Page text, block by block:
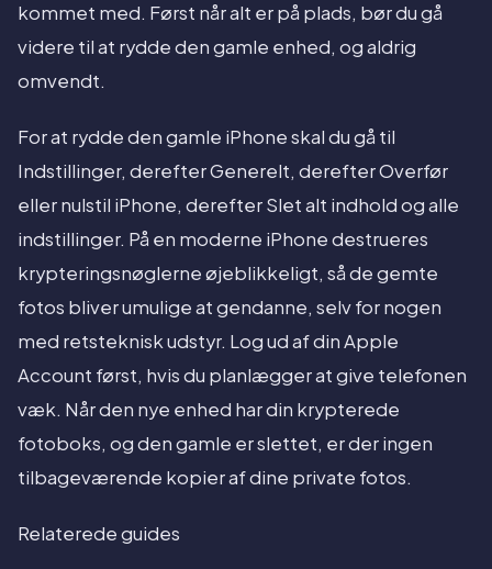
kommet med. Først når alt er på plads, bør du gå
videre til at rydde den gamle enhed, og aldrig
omvendt.
For at rydde den gamle iPhone skal du gå til
Indstillinger, derefter Generelt, derefter Overfør
eller nulstil iPhone, derefter Slet alt indhold og alle
indstillinger. På en moderne iPhone destrueres
krypteringsnøglerne øjeblikkeligt, så de gemte
fotos bliver umulige at gendanne, selv for nogen
med retsteknisk udstyr. Log ud af din Apple
Account først, hvis du planlægger at give telefonen
væk. Når den nye enhed har din krypterede
fotoboks, og den gamle er slettet, er der ingen
tilbageværende kopier af dine private fotos.
Relaterede guides